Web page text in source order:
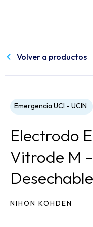
Volver a productos
Emergencia UCI - UCIN
Electrodo
Vitrode M –
Desechable
NIHON KOHDEN